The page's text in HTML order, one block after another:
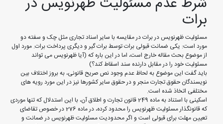
برات
مسئولیت ظهرنویس در برات در مقایسه با سایر اسناد تجاری مثل چک و سفته دو
مورد است: یکی ضمانت قبولی برات توسط برات گیر و دیگری پرداخت برات. مورد اول
از موضوع بحث مقاله خارج است، اما در این باره که (آیا ظهرنویس می تواند
مسئولیت خود را در مقابل دارنده سند اسقاط کند؟)
باید گفت این موضوع به لحاظ عدم وجود نص صریح قانونی، به بروز اختلاف بین
نویسندگان حقوق تجارت منجر و در حقوق سایر کشورها نیز در این مورد رویه های
مختلفی اتخاذ شده است.
اسکینی با استناد به ماده 249 قانون تجارت و اطلاق آن، با این استدلال که تنها موردی
که قانونگذار مسئولیت ظهرنویس را محدود کرده، در ماده 276 در خصوص تقاضای
تعیین مهلت برای قبولی است و اگر محدودیت مسئولیت ظهرنویس در ضمانت و